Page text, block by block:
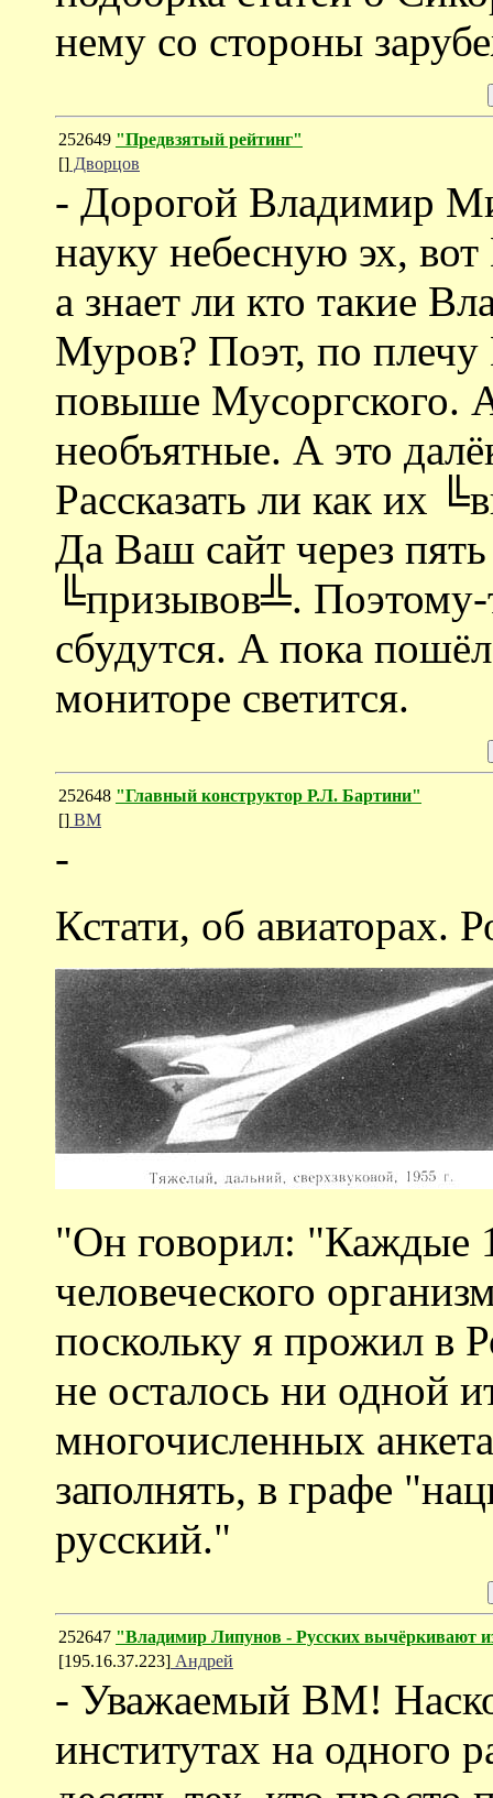
нему со стороны
252649 "Предвзятый рейтинг"
[] Дворцов
- Дорогой Владимир
науку небесную эх,
а знает ли кто такие
Муров? Поэт, по плечу
повыше Мусоргского.
необъятные. А это
Рассказать ли как их
Да Ваш сайт через
╚призывов╩. Поэтому-
сбудутся. А пока
мониторе светится.
252648 "Главный конструктор Р.Л. Бартини"
[] ВМ
-
Кстати, об авиаторах.
"Он говорил: "Каждые
человеческого
поскольку я прожил в
не осталось ни одной
многочисленных
заполнять, в графе
русский."
252647 "Владимир Липунов - Русских вычёркивают
[195.16.37.223] Андрей
- Уважаемый ВМ!
институтах на одного